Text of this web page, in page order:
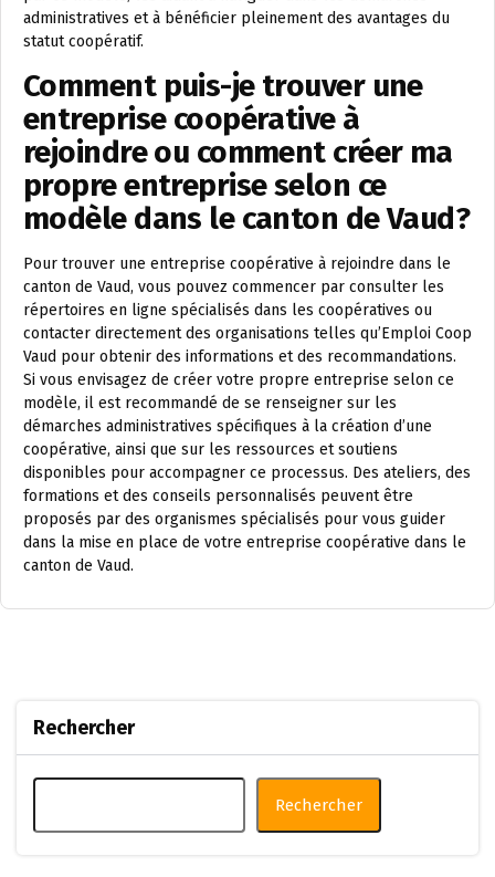
administratives et à bénéficier pleinement des avantages du
statut coopératif.
Comment puis-je trouver une
entreprise coopérative à
rejoindre ou comment créer ma
propre entreprise selon ce
modèle dans le canton de Vaud?
Pour trouver une entreprise coopérative à rejoindre dans le
canton de Vaud, vous pouvez commencer par consulter les
répertoires en ligne spécialisés dans les coopératives ou
contacter directement des organisations telles qu’Emploi Coop
Vaud pour obtenir des informations et des recommandations.
Si vous envisagez de créer votre propre entreprise selon ce
modèle, il est recommandé de se renseigner sur les
démarches administratives spécifiques à la création d’une
coopérative, ainsi que sur les ressources et soutiens
disponibles pour accompagner ce processus. Des ateliers, des
formations et des conseils personnalisés peuvent être
proposés par des organismes spécialisés pour vous guider
dans la mise en place de votre entreprise coopérative dans le
canton de Vaud.
Rechercher
Rechercher